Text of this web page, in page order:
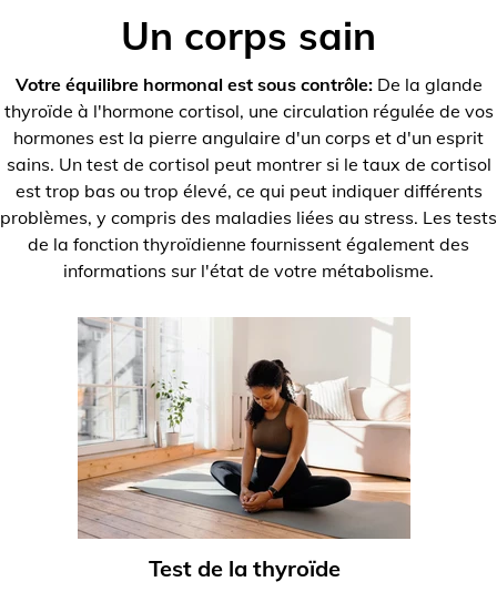
Un corps sain
Votre équilibre hormonal est sous contrôle:De la glande
thyroïde à l'hormone cortisol, une circulation régulée de vos
hormones est la pierre angulaire d'un corps et d'un esprit
sains. Un test de cortisol peut montrer si le taux de cortisol
est trop bas ou trop élevé, ce qui peut indiquer différents
problèmes, y compris des maladies liées au stress. Les tests
de la fonction thyroïdienne fournissent également des
informations sur l'état de votre métabolisme.
Test de la thyroïde